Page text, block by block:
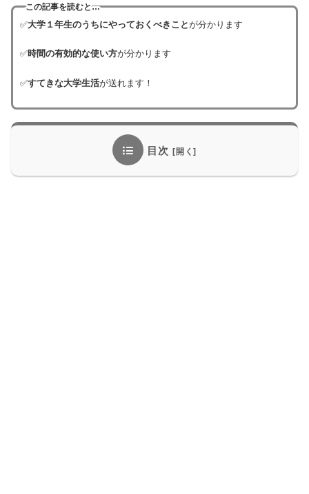
この記事を読むと…
✅大学１年生のうちにやっておくべきことが分かります
✅時間の有効的な使い方が分かります
✅すてきな大学生活が送れます！
目次